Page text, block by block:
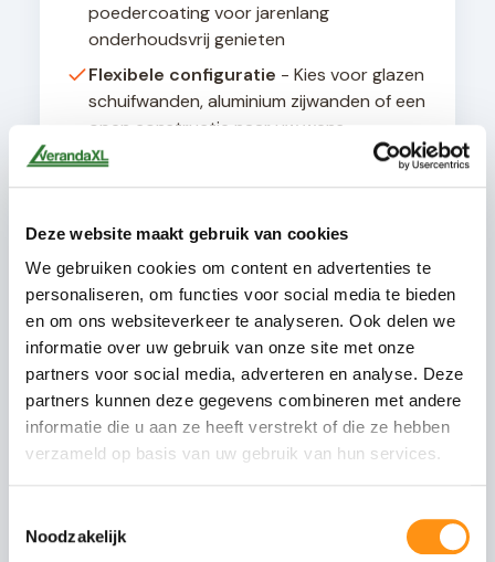
Deze website maakt gebruik van cookies
We gebruiken cookies om content en advertenties te
personaliseren, om functies voor social media te bieden
en om ons websiteverkeer te analyseren. Ook delen we
informatie over uw gebruik van onze site met onze
partners voor social media, adverteren en analyse. Deze
partners kunnen deze gegevens combineren met andere
informatie die u aan ze heeft verstrekt of die ze hebben
verzameld op basis van uw gebruik van hun services.
Noodzakelijk
poedercoating voor jarenlang
onderhoudsvrij genieten
Flexibele configuratie - Kies voor glazen
schuifwanden, aluminium zijwanden of een
open constructie naar uw wens
Zelf te monteren
- Compleet geleverd
met alle benodigde materialen en
door ons vakkundig plaatsen
Technische details
Alle terrasoverkappingen worden geleverd met
een geïntegreerd afwateringssysteem en zijn
ontworpen voor een hellingshoek van minimaal 8
graden voor optimale waterafvoer. De
200 kg per strekkende meter.